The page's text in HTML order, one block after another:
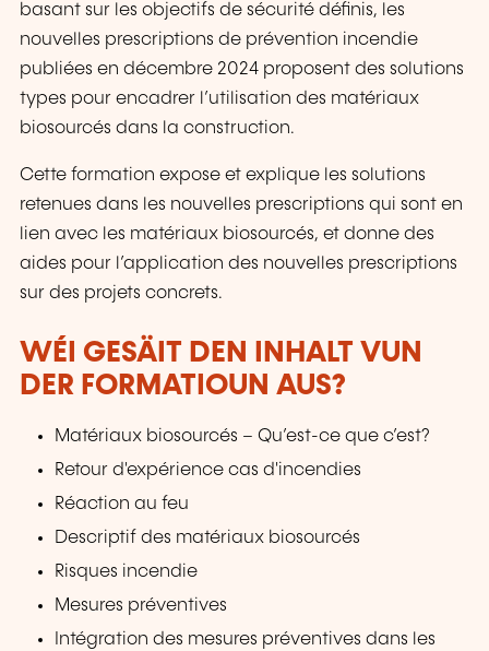
basant sur les objectifs de sécurité définis, les
nouvelles prescriptions de prévention incendie
publiées en décembre 2024 proposent des solutions
types pour encadrer l’utilisation des matériaux
biosourcés dans la construction.
Cette formation expose et explique les solutions
retenues dans les nouvelles prescriptions qui sont en
lien avec les matériaux biosourcés, et donne des
aides pour l’application des nouvelles prescriptions
sur des projets concrets.
WÉI GESÄIT DEN INHALT VUN
DER FORMATIOUN AUS?
Matériaux biosourcés – Qu’est-ce que c’est?
Retour d'expérience cas d'incendies
Réaction au feu
Descriptif des matériaux biosourcés
Risques incendie
Mesures préventives
Intégration des mesures préventives dans les